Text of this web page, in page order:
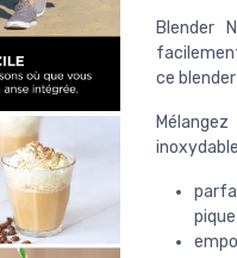
Blender
ce